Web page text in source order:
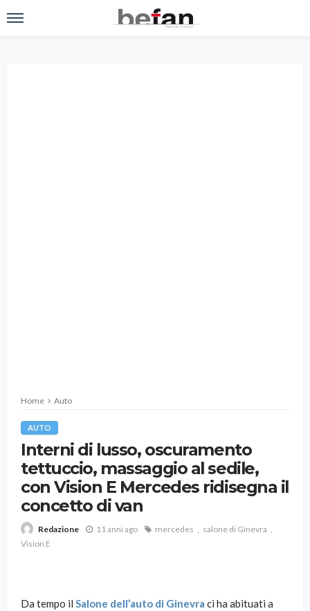
Home Auto
AUTO
Interni di lusso, oscuramento
tettuccio, massaggio al sedile,
con Vision E Mercedes ridisegna il
concetto di van
Redazione 11 anni ago mercedes
salone di Ginevra
Vision E
Da tempo il Salone dell’auto di Ginevra ci ha abituati a